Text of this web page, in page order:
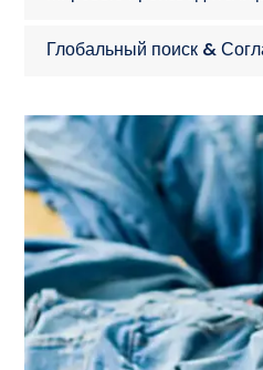
Глобальный поиск &